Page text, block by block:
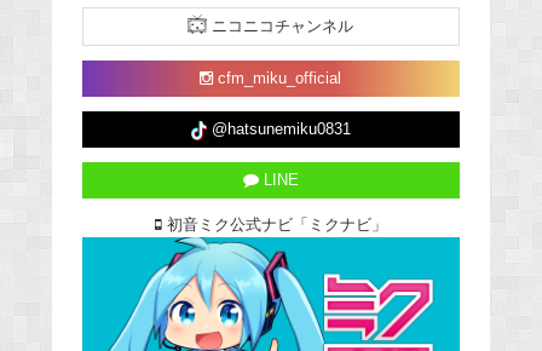
ニコニコチャンネル
cfm_miku_official
@hatsunemiku0831
LINE
初音ミク公式ナビ「ミクナビ」